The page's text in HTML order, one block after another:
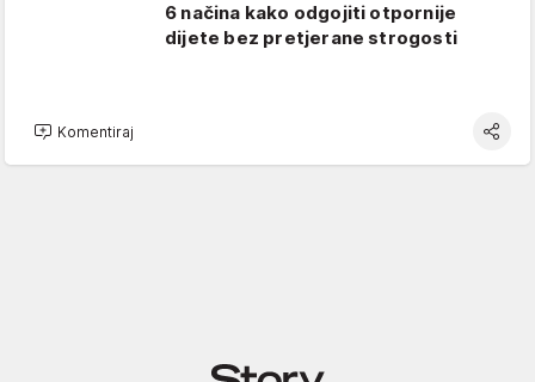
6 načina kako odgojiti otpornije
dijete bez pretjerane strogosti
Komentiraj